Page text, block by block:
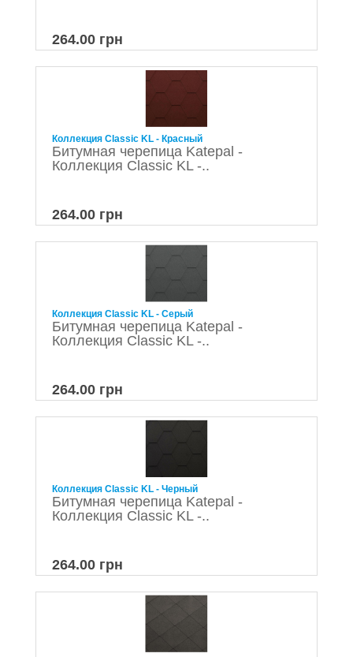
264.00 грн
Коллекция Classic KL - Красный
Битумная черепица Katepal -
Коллекция Classic KL -..
264.00 грн
Коллекция Classic KL - Серый
Битумная черепица Katepal -
Коллекция Classic KL -..
264.00 грн
Коллекция Classic KL - Черный
Битумная черепица Katepal -
Коллекция Classic KL -..
264.00 грн